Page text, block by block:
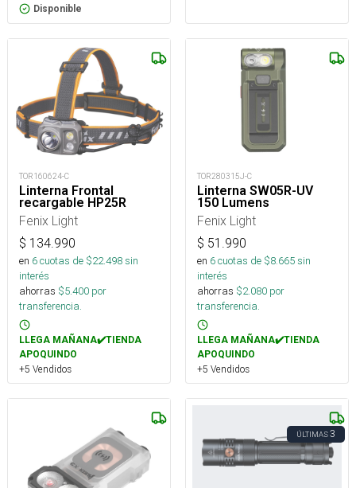
Disponible
TOR160624-C
Linterna Frontal
recargable HP25R
Fenix Light
$ 134.990
en 6cuotas de $22.498sin
interés
ahorras $5.400 por
transferencia.
LLEGA MAÑANA✔️TIENDA
APOQUINDO
+5 Vendidos
TOR280315J-C
Linterna SW05R-UV
150 Lumens
Fenix Light
$ 51.990
en 6cuotas de $8.665sin
interés
ahorras $2.080 por
transferencia.
LLEGA MAÑANA✔️TIENDA
APOQUINDO
+5 Vendidos
ÚLTIMAS3